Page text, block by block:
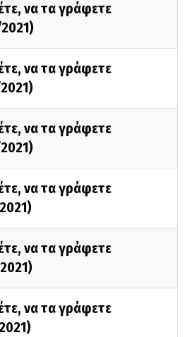
να τα γράφετε
να τα γράφετε
να τα γράφετε
να τα γράφετε
να τα γράφετε
να τα γράφετε